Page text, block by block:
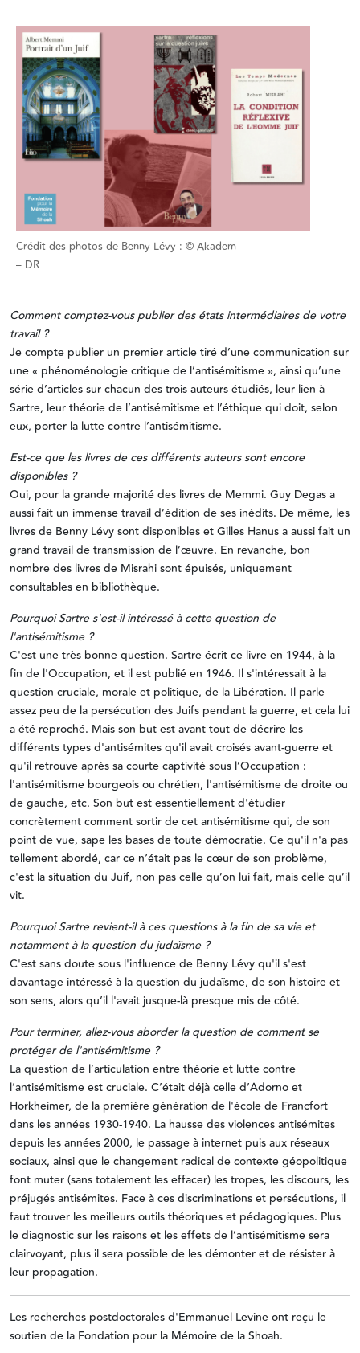
Crédit des photos de Benny Lévy : © Akadem
– DR
Comment comptez-vous publier des états intermédiaires de votre
travail ?
Je compte publier un premier article tiré d’une communication sur
une « phénoménologie critique de l’antisémitisme », ainsi qu’une
série d’articles sur chacun des trois auteurs étudiés, leur lien à
Sartre, leur théorie de l’antisémitisme et l’éthique qui doit, selon
eux, porter la lutte contre l’antisémitisme.
Est-ce que les livres de ces différents auteurs sont encore
disponibles ?
Oui, pour la grande majorité des livres de Memmi. Guy Degas a
aussi fait un immense travail d’édition de ses inédits. De même, les
livres de Benny Lévy sont disponibles et Gilles Hanus a aussi fait un
grand travail de transmission de l’œuvre. En revanche, bon
nombre des livres de Misrahi sont épuisés, uniquement
consultables en bibliothèque.
Pourquoi Sartre s'est-il intéressé à cette question de
l'antisémitisme ?
C'est une très bonne question. Sartre écrit ce livre en 1944, à la
fin de l'Occupation, et il est publié en 1946. Il s'intéressait à la
question cruciale, morale et politique, de la Libération. Il parle
assez peu de la persécution des Juifs pendant la guerre, et cela lui
a été reproché. Mais son but est avant tout de décrire les
différents types d'antisémites qu'il avait croisés avant-guerre et
qu'il retrouve après sa courte captivité sous l’Occupation :
l'antisémitisme bourgeois ou chrétien, l'antisémitisme de droite ou
de gauche, etc. Son but est essentiellement d'étudier
concrètement comment sortir de cet antisémitisme qui, de son
point de vue, sape les bases de toute démocratie. Ce qu'il n'a pas
tellement abordé, car ce n’était pas le cœur de son problème,
c'est la situation du Juif, non pas celle qu’on lui fait, mais celle qu’il
vit.
Pourquoi Sartre revient-il à ces questions à la fin de sa vie et
notamment à la question du judaïsme ?
C'est sans doute sous l'influence de Benny Lévy qu'il s'est
davantage intéressé à la question du judaïsme, de son histoire et
son sens, alors qu’il l'avait jusque-là presque mis de côté.
Pour terminer, allez-vous aborder la question de comment se
protéger de l'antisémitisme ?
La question de l’articulation entre théorie et lutte contre
l’antisémitisme est cruciale. C’était déjà celle d’Adorno et
Horkheimer, de la première génération de l'école de Francfort
dans les années 1930-1940. La hausse des violences antisémites
depuis les années 2000, le passage à internet puis aux réseaux
sociaux, ainsi que le changement radical de contexte géopolitique
font muter (sans totalement les effacer) les tropes, les discours, les
préjugés antisémites. Face à ces discriminations et persécutions, il
faut trouver les meilleurs outils théoriques et pédagogiques. Plus
le diagnostic sur les raisons et les effets de l’antisémitisme sera
clairvoyant, plus il sera possible de les démonter et de résister à
leur propagation.
Les recherches postdoctorales d'Emmanuel Levine ont reçu le
soutien de la Fondation pour la Mémoire de la Shoah.